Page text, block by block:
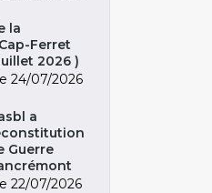
la
Ferret
2026 )
24/07/2026
a
Guerre
22/07/2026